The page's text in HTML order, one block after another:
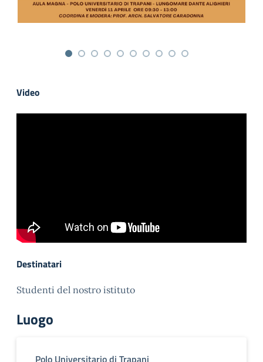
Video
Destinatari
Studenti del nostro istituto
Luogo
Polo Universitario di Trapani